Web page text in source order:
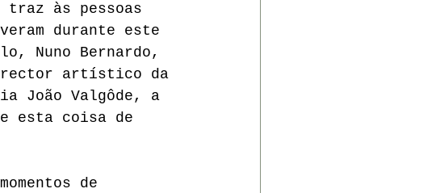
às pessoas
durante este
Nuno Bernardo,
artístico da
João Valgôde, a
esta coisa de
de